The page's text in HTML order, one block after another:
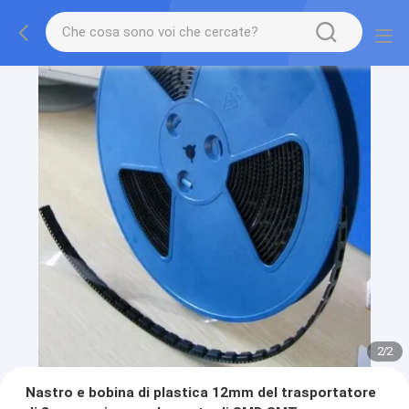
2/2
Nastro e bobina di plastica 12mm del trasportatore